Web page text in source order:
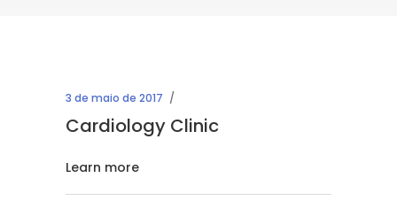
3 de maio de 2017
Cardiology Clinic
Learn more